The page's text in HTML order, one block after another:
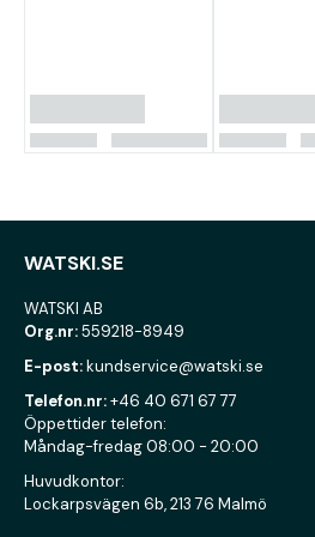
WATSKI.SE
WATSKI AB
Org.nr:559218-8949
E-post:kundservice@watski.se
Telefon.nr:+46 40 671 67 77
Öppettider telefon:
Måndag-fredag 08:00 - 20:00
Huvudkontor:
Lockarpsvägen 6b, 213 76 Malmö